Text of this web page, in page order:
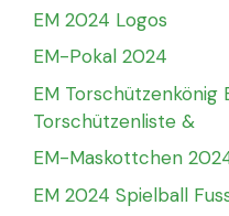
EM 2024 Logos
EM-Pokal 2024
EM Torschützenkönig
Torschützenliste &
EM-Maskottchen
EM 2024 Spielball